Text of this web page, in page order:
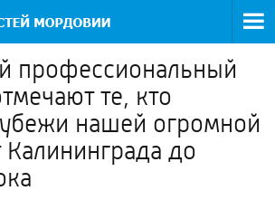
профессиональный
те, кто
нашей огромной
до